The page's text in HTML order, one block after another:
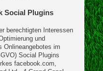
Social Plugins
berechtigten Interessen
und
Onlineangebotes im
Social Plugins
facebook.com,